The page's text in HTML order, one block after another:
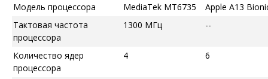
Модель процессора
MediaTek MT6735
Apple A13
Тактовая частота
процессора
1300 МГц --
Количество ядер
процессора
4 6